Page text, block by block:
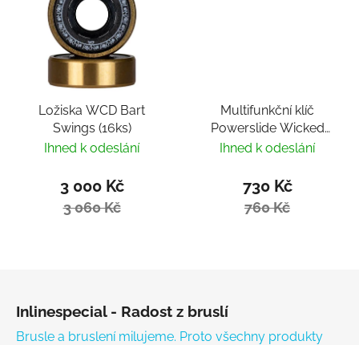
Ložiska WCD Bart
Swings (16ks)
Ihned k odeslání
3 000 Kč
3 060 Kč
Multifunkční klíč
Powerslide Wicked
Hardcore Tool
Ihned k odeslání
730 Kč
760 Kč
Inlinespecial - Radost z bruslí
Brusle a bruslení milujeme. Proto všechny produkty